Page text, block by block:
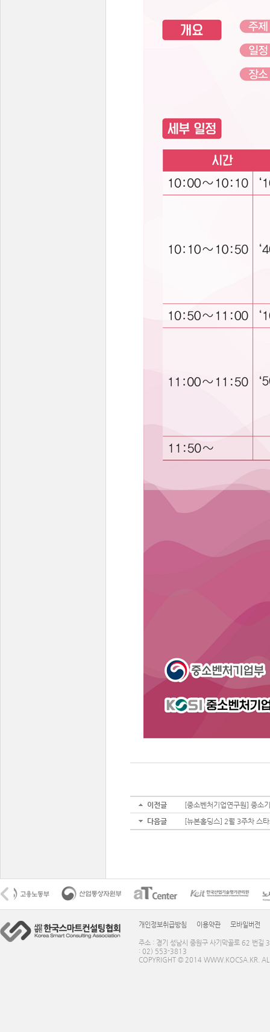
이전글
[중소벤처기업연구원] 중
다음글
[뉴본홀딩스] 2월 3주차 스
개인정보취급방침 이용약관 모바일버전
주소 : 경기 성남시 중원구 사기막골로 62 번
: 02) 553-3813
COPYRIGHT © 2014 WWW.KOCSA.KR.